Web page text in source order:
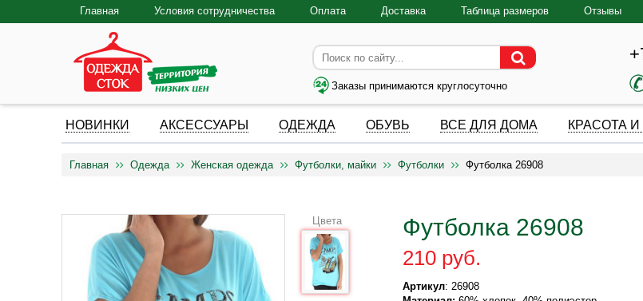
Главная Условия сотрудничества Оплата Доставка Таблица размеров Отзывы
Заказы принимаются круглосуточно
НОВИНКИ АКСЕССУАРЫ ОДЕЖДА ОБУВЬ ВСЕ ДЛЯ ДОМА КРАСОТА
Главная Одежда Женская одежда Футболки, майки Футболки Футболка 26908
Футболка 26908
210 руб.
Артикул: 26908
Цвета